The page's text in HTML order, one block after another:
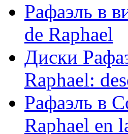
Рафаэль в
de Raphael
Диски
Raphael:
Рафаэль в
Raphael en